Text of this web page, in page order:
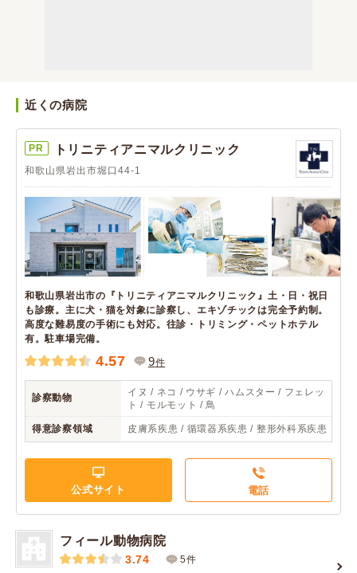
近くの病院
PR トリニティアニマルクリニック
和歌山県岩出市堀口44-1
和歌山県岩出市の『トリニティアニマルクリニック』土・日・祝日
も診療。主に犬・猫を対象に診察し、エキゾチックは完全予約制。
高度な難易度の手術にも対応。往診・トリミング・ペットホテル
有。駐車場完備。
4.57 9件
診察動物
イヌ / ネコ / ウサギ / ハムスター / フェレッ
ト / モルモット / 鳥
得意診察領域 皮膚系疾患 / 循環器系疾患 / 整形外科系疾患
公式サイト 電話
フィール動物病院
3.74
5件